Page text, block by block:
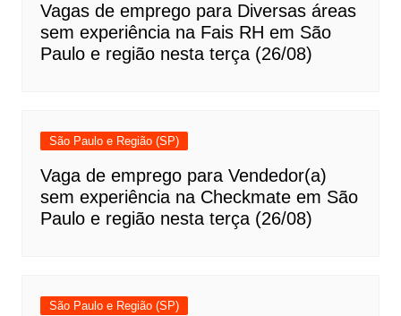
Vagas de emprego para Diversas áreas
sem experiência na Fais RH em São
Paulo e região nesta terça (26/08)
São Paulo e Região (SP)
Vaga de emprego para Vendedor(a)
sem experiência na Checkmate em São
Paulo e região nesta terça (26/08)
São Paulo e Região (SP)